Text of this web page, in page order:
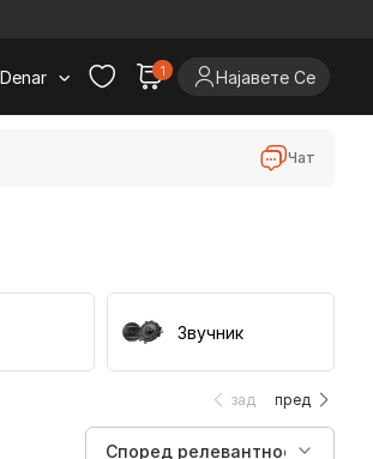
Denar 1 Најавете Се
Чат
Звучник
зад пред